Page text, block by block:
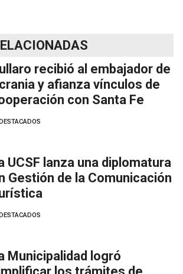
recibió al embajador de
y afianza vínculos de
con Santa Fe
UCSF lanza una diplomatura
Gestión de la Comunicación
Municipalidad logró